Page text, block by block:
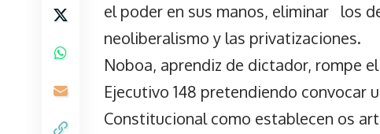
el poder en sus manos, eliminar los
neoliberalismo y las privatizaciones.
Noboa, aprendiz de dictador, rompe
Ejecutivo 148 pretendiendo convocar
Constitucional como establecen os